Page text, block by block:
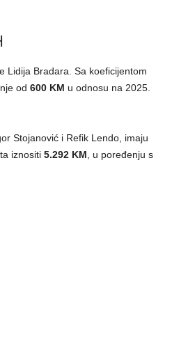
Lidija Bradara. Sa koeficijentom
od 600 KM u odnosu na 2025.
Stojanović i Refik Lendo, imaju
iznositi 5.292 KM , u poređenju s